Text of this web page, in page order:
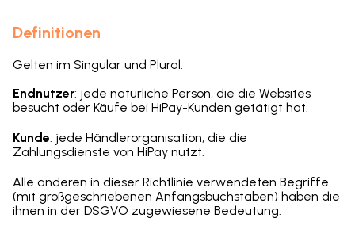
Definitionen
Gelten im Singular und Plural.
Endnutzer: jede natürliche Person, die die Websites
besucht oder Käufe bei HiPay-Kunden getätigt hat.
Kunde: jede Händlerorganisation, die die
Zahlungsdienste von HiPay nutzt.
Alle anderen in dieser Richtlinie verwendeten Begriffe
(mit großgeschriebenen Anfangsbuchstaben) haben die
ihnen in der DSGVO zugewiesene Bedeutung.